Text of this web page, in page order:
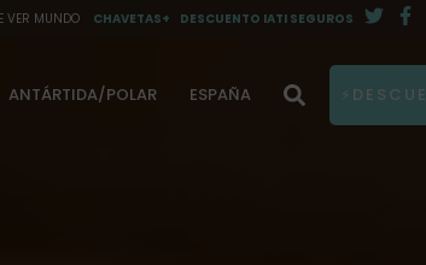
VER MUNDO CHAVETAS+ DESCUENTO IATI SEGUROS
ANTÁRTIDA/POLAR ESPAÑA